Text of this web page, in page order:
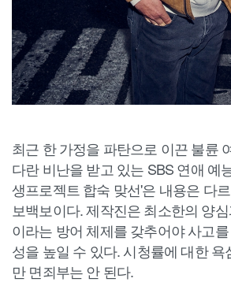
최근 한 가정을 파탄으로 이끈 불륜
다란 비난을 받고 있는 SBS 연애 예
생프로젝트 합숙 맞선'은 내용은 다
보백보이다. 제작진은 최소한의 양
이라는 방어 체제를 갖추어야 사고
성을 높일 수 있다. 시청률에 대한
만 면죄부는 안 된다.